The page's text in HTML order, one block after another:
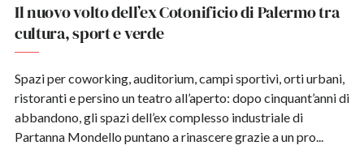
Il nuovo volto dell’ex Cotonificio di Palermo tra
cultura, sport e verde
Spazi per coworking, auditorium, campi sportivi, orti urbani,
ristoranti e persino un teatro all’aperto: dopo cinquant’anni di
abbandono, gli spazi dell’ex complesso industriale di
Partanna Mondello puntano a rinascere grazie a un pro...